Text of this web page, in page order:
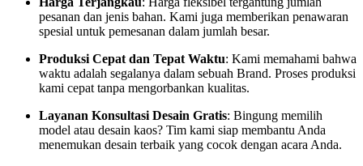
pesanan dan jenis bahan. Kami juga memberikan penawaran
spesial untuk pemesanan dalam jumlah besar.
Produksi Cepat dan Tepat Waktu: Kami memahami bahwa
waktu adalah segalanya dalam sebuah Brand. Proses produksi
kami cepat tanpa mengorbankan kualitas.
Layanan Konsultasi Desain Gratis: Bingung memilih
model atau desain kaos? Tim kami siap membantu Anda
menemukan desain terbaik yang cocok dengan acara Anda.